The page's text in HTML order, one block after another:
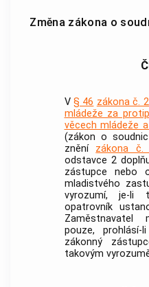
Změna zákona o
V § 46 zákona č.
mládeže za
věcech mládeže
(zákon o
znění zákona č.
odstavce 2
zástupce nebo
mladistvého
vyrozumí, je-li
opatrovník
Zaměstnavatel
pouze, prohlásí-
zákonný
takovým